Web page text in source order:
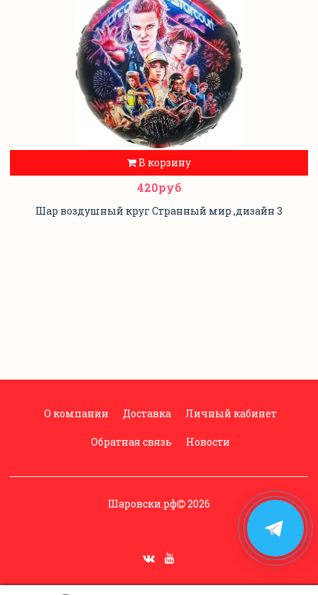
В корзину
420руб
Шар воздушный круг Странный мир ,дизайн 3
О компании Доставка Личный кабинет
Обратная связь Новости
Шаровски.рф 2026